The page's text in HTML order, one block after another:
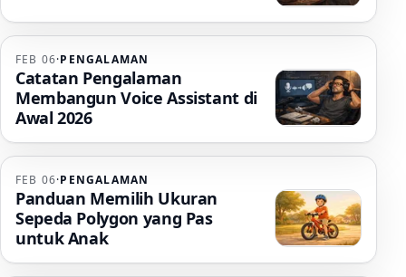
FEB 06·PENGALAMAN
Catatan Pengalaman
Membangun Voice Assistant di
Awal 2026
FEB 06·PENGALAMAN
Panduan Memilih Ukuran
Sepeda Polygon yang Pas
untuk Anak